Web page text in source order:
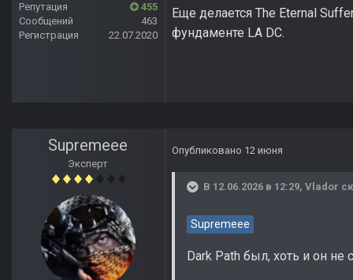
Репутация
455
Сообщений
463
Регистрация
22.07.2020
Еще делается The Eternal
фундаменте LA DC.
Supremeee
Эксперт
Опубликовано 12 июня
В 12.06.2026 в 12:29, Vlador
Supremeee
Dark Path был, хоть и он